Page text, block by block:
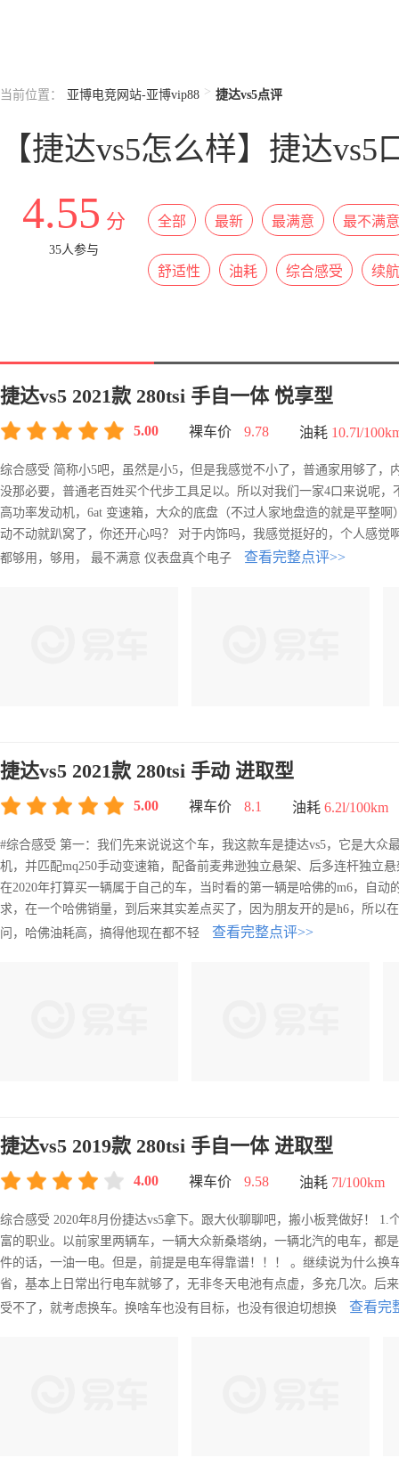
当前位置： 亚博电竞网站-亚博vip88 > 捷达vs5点评
【捷达vs5怎么样】捷达
4.55 分
35人参与
全部 最新 最满意 最不满意
舒适性 油耗 综合感受 续航
捷达vs5 2021款 280tsi 手自一体 悦享型
5.00 裸车价 9.78 油耗 10.7l/
综合感受 简称小5吧，虽然是小5，但是我感觉不小了，普通家用够了
没那必要，普通老百姓买个代步工具足以。所以对我们一家4口来说呢，
高功率发动机，6at 变速箱，大众的底盘（不过人家地盘造的就是平整
动不动就趴窝了，你还开心吗？ 对于内饰吗，我感觉挺好的，个人感
都够用，够用， 最不满意 仪表盘真个电子
查看完整点评>>
捷达vs5 2021款 280tsi 手动 进取型
5.00 裸车价 8.1 油耗 6.2l/100km
#综合感受 第一：我们先来说说这个车，我这款车是捷达vs5，它是大众
机，并匹配mq250手动变速箱，配备前麦弗逊独立悬架、后多连杆独立
在2020年打算买一辆属于自己的车，当时看的第一辆是哈佛的m6，自
求，在一个哈佛销量，到后来其实差点买了，因为朋友开的是h6，所以
问，哈佛油耗高，搞得他现在都不轻
查看完整点评>>
捷达vs5 2019款 280tsi 手自一体 进取型
4.00 裸车价 9.58 油耗 7l/100km
综合感受 2020年8月份捷达vs5拿下。跟大伙聊聊吧，搬小板凳做好！
富的职业。以前家里两辆车，一辆大众新桑塔纳，一辆北汽的电车，都
件的话，一油一电。但是，前提是电车得靠谱！！！ 。继续说为什么
省，基本上日常出行电车就够了，无非冬天电池有点虚，多充几次。后
受不了，就考虑换车。换啥车也没有目标，也没有很迫切想换
查看完